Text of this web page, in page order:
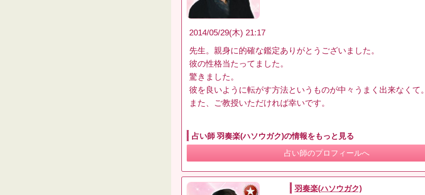
2014/05/29(木) 21:17
先生。親身に的確な鑑定ありがとうございました。
彼の性格当たってました。
驚きました。
彼を良いように転がす方法というものが中々うまく出来なくて。
また、ご教授いただければ幸いです。
占い師 羽奏楽(ハソウガク)の情報をもっと見る
占い師のプロフィールへ
羽奏楽(ハソウガク)